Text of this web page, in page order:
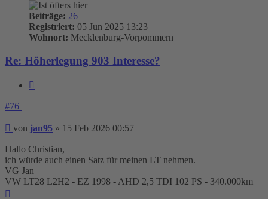
Beiträge: 26
Registriert: 05 Jun 2025 13:23
Wohnort: Mecklenburg-Vorpommern
Re: Höherlegung 903 Interesse?
#76
Beitrag
von jan95 » 15 Feb 2026 00:57
Hallo Christian,
ich würde auch einen Satz für meinen LT nehmen.
VG Jan
VW LT28 L2H2 - EZ 1998 - AHD 2,5 TDI 102 PS - 340.000km